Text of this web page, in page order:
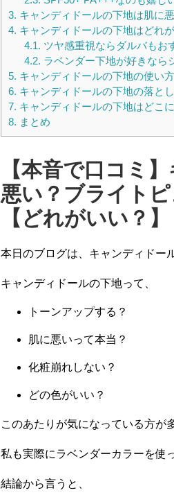
3. キャンディドールの下地は肌に
4. キャンディドールの下地はどれ
4.1. ツヤ感重視ならダルバもお
4.2. ラベンダー下地が好きなら
5. キャンディドールの下地の使い方
6. キャンディドールの下地の落と
7. キャンディドールの下地はどこ
8. まとめ
【本音で口コミ
悪い？ ブライト
【どれがいい？】
本日のブログは、キャンディドー
キャンディドールの下地って、
トーンアップする？
肌に悪いって本当？
化粧崩れしない？
どの色がいい？
このあたりが気になっている方が
私も実際にラベンダーカラーを使
結論から言うと、